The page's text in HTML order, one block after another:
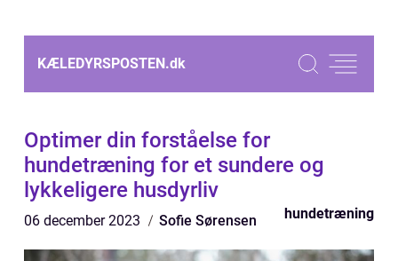
KÆLEDYRSPOSTEN.dk
Optimer din forståelse for
hundetræning for et sundere og
lykkeligere husdyrliv
06 december 2023 Sofie Sørensen hundetræning